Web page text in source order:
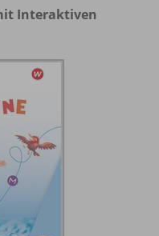
Interaktiven